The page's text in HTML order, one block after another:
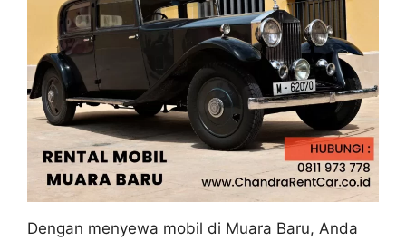
Dengan menyewa mobil di Muara Baru, Anda